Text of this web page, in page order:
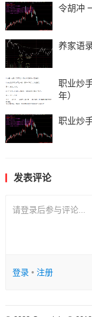
令胡冲
养家语
职业炒
年）
职业炒
发表评论
请登录后参与评论...
登录• 注册